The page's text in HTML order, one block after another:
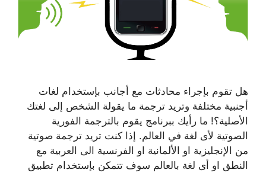
هل تقوم بإجراء محادثات مع أجانب بإستخدام لغات
أجنبية مختلفة وتريد ترجمة ما يقولة الشخص إلى لغتك
الأصلية؟! ما رأيك ببرنامج يقوم بالترجمة الفورية
الصوتية لأى لغة في العالم. إذا كنت تريد ترجمة صوتية
من الإنجليزية او الألمانية او الفرنسية الى العربية مع
النطق او أى لغة بالعالم سوف تتمكن بإستخدام تطبيق